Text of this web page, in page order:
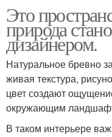
Это
природа
дизайнером.
Натуральное бревно
живая текстура,
цвет создают
окружающим
В таком интерьере